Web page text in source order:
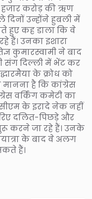
करोड़ की ऋण
उन्होंने हुबली में
हुए कह डाला कि वे
हैं। उनका इशारा
कुमारस्वामी ने बाद
संग दिल्ली में भेंट कर
के क्रोध को
है कि कांग्रेस
वर्किंग कमेटी का
के इरादे नेक नहीं
दलित-पिछड़े और
करने जा रहे हैं। उनके
के बाद वे अलग
हैं।